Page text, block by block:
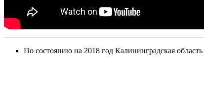
По состоянию на 2018 год Калининградская область